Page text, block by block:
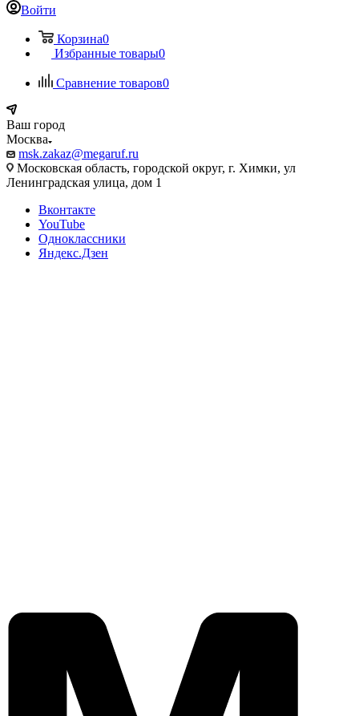
Войти
Корзина0
Избранные товары0
Сравнение товаров0
Ваш город
Москва
msk.zakaz@megaruf.ru
Московская область, городской округ, г. Химки, ул
Ленинградская улица, дом 1
Вконтакте
YouTube
Одноклассники
Яндекс.Дзен